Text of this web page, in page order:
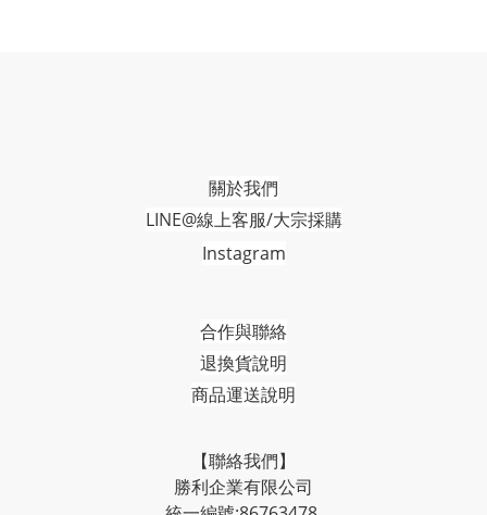
關於我們
LINE@線上客服/大宗採購
Instagram
合作與聯絡
退換貨說明
商品運送說明
【聯絡我們】
勝利企業有限公司